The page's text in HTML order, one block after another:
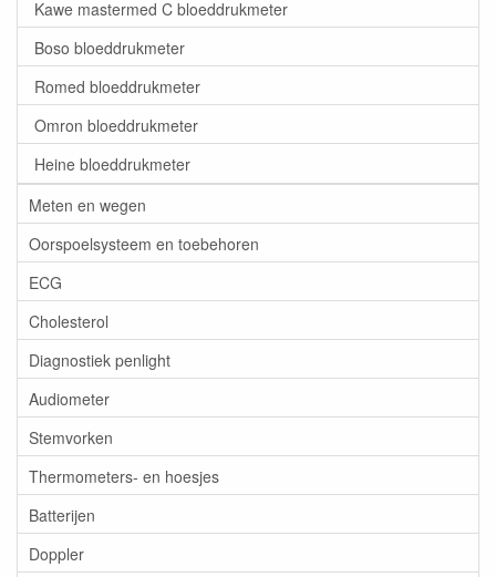
Kawe mastermed C bloeddrukmeter
Boso bloeddrukmeter
Romed bloeddrukmeter
Omron bloeddrukmeter
Heine bloeddrukmeter
Meten en wegen
Oorspoelsysteem en toebehoren
ECG
Cholesterol
Diagnostiek penlight
Audiometer
Stemvorken
Thermometers- en hoesjes
Batterijen
Doppler